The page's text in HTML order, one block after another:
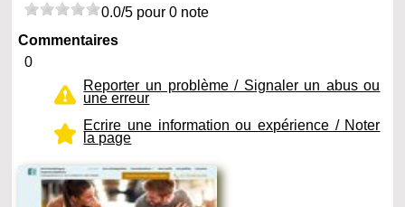
0.0/5 pour 0 note
Commentaires
0
Reporter un problème / Signaler un abus ou
une erreur
Ecrire une information ou expérience / Noter
la page